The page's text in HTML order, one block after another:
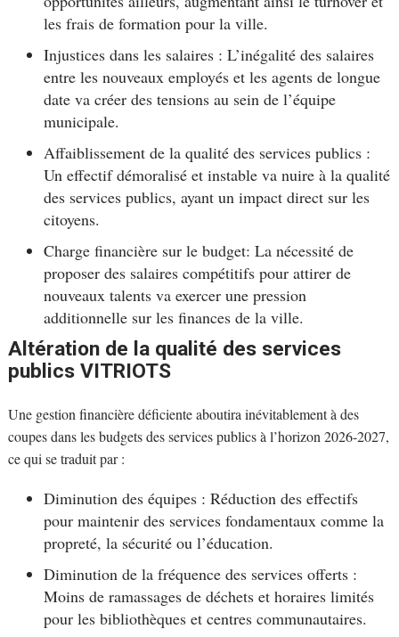
les frais de formation pour la ville.
Injustices dans les salaires : L’inégalité des salaires
entre les nouveaux employés et les agents de longue
date va créer des tensions au sein de l’équipe
municipale.
Affaiblissement de la qualité des services publics :
Un effectif démoralisé et instable va nuire à la qualité
des services publics, ayant un impact direct sur les
citoyens.
Charge financière sur le budget: La nécessité de
proposer des salaires compétitifs pour attirer de
nouveaux talents va exercer une pression
additionnelle sur les finances de la ville.
Altération de la qualité des services
publics VITRIOTS
Une gestion financière déficiente aboutira inévitablement à des
coupes dans les budgets des services publics à l’horizon 2026-2027,
ce qui se traduit par :
Diminution des équipes : Réduction des effectifs
pour maintenir des services fondamentaux comme la
propreté, la sécurité ou l’éducation.
Diminution de la fréquence des services offerts :
Moins de ramassages de déchets et horaires limités
pour les bibliothèques et centres communautaires.